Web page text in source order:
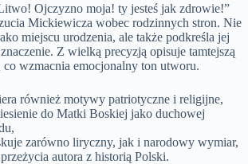
Ojczyzno moja! ty jesteś jak zdrowie!”
Mickiewicza wobec rodzinnych stron. Nie
miejscu urodzenia, ale także podkreśla jej
Z wielką precyzją opisuje tamtejszą
wzmacnia emocjonalny ton utworu.
również motywy patriotyczne i religijne,
do Matki Boskiej jako duchowej
zarówno liryczny, jak i narodowy wymiar,
przeżycia autora z historią Polski.